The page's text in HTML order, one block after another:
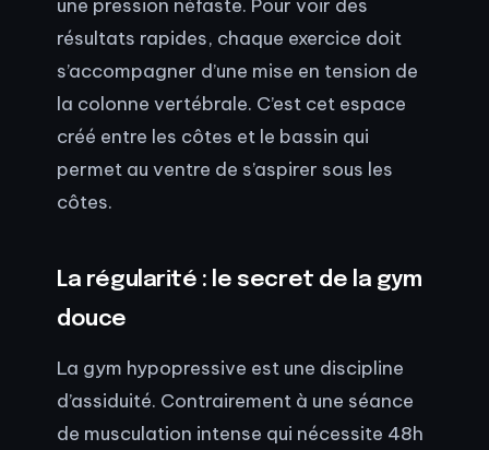
une pression néfaste. Pour voir des
résultats rapides, chaque exercice doit
s’accompagner d’une mise en tension de
la colonne vertébrale. C’est cet espace
créé entre les côtes et le bassin qui
permet au ventre de s’aspirer sous les
côtes.
La régularité : le secret de la gym
douce
La gym hypopressive est une discipline
d’assiduité. Contrairement à une séance
de musculation intense qui nécessite 48h